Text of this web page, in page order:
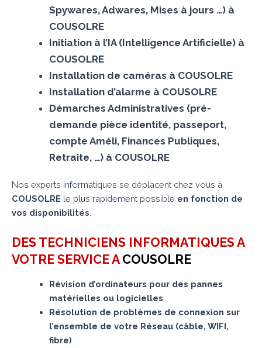
Spywares, Adwares, Mises à jours …) à
COUSOLRE
Initiation à l’IA (Intelligence Artificielle) à
COUSOLRE
Installation de caméras à COUSOLRE
Installation d’alarme à COUSOLRE
Démarches Administratives (pré-
demande pièce identité, passeport,
compte Améli, Finances Publiques,
Retraite, …) à COUSOLRE
Nos experts informatiques se déplacent chez vous à
COUSOLRE le plus rapidement possible en fonction de
vos disponibilités.
DES TECHNICIENS INFORMATIQUES A
VOTRE SERVICE A COUSOLRE
Révision d’ordinateurs pour des pannes
matérielles ou logicielles
Résolution de problèmes de connexion sur
l’ensemble de votre Réseau (câble, WIFI,
fibre)